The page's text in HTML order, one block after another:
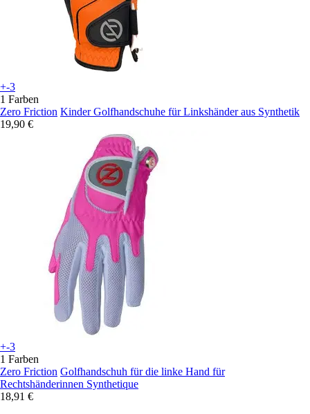
+-3
1 Farben
Zero Friction Kinder Golfhandschuhe für Linkshänder aus Synthetik
19,90 €
+-3
1 Farben
Zero Friction Golfhandschuh für die linke Hand für
Rechtshänderinnen Synthetique
18,91 €